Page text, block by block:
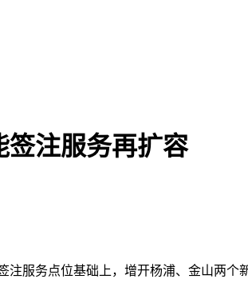
签注服务再扩容
服务点位基础上，增开杨浦、金山两